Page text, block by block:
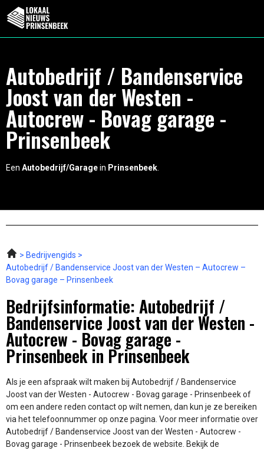
Autobedrijf / Bandenservice
Joost van der Westen -
Autocrew - Bovag garage -
Prinsenbeek
Een Autobedrijf/Garagein Prinsenbeek
Bedrijvengids
Autobedrijf / Bandenservice Joost van der Westen – Autocrew –
Bovag garage – Prinsenbeek
Bedrijfsinformatie: Autobedrijf /
Bandenservice Joost van der Westen -
Autocrew - Bovag garage -
Prinsenbeek in Prinsenbeek
Als je een afspraak wilt maken bij Autobedrijf / Bandenservice
Joost van der Westen - Autocrew - Bovag garage - Prinsenbeek of
om een andere reden contact op wilt nemen, dan kun je ze bereiken
via het telefoonnummer op onze pagina. Voor meer informatie over
Autobedrijf / Bandenservice Joost van der Westen - Autocrew -
Bovag garage - Prinsenbeek bezoek de website. Bekijk de